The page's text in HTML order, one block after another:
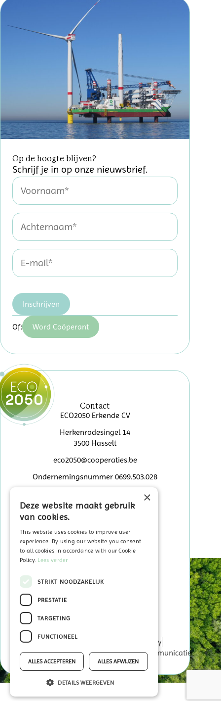
Op de hoogte blijven?
Schrijf je in op onze nieuwsbrief.
Inschrijven
Of: Word Coöperant
Contact
ECO2050 Erkende CV
Herkenrodesingel 14
3500 Hasselt
eco2050@cooperaties.be
Ondernemingsnummer 0699.503.028
Sitemap
Over ECO2050
Veelgestelde vragen
In de kijker
© ECO2050© Foto’s: Otary
Privacy Policy
Disclaimerpowered by
×
Deze website maakt gebruik
van cookies.
This website uses cookies to improve user
experience. By using our website you consent
to all cookies in accordance with our Cookie
Policy. Lees verder
STRIKT NOODZAKELIJK
PRESTATIE
TARGETING
FUNCTIONEEL
ALLES ACCEPTEREN ALLES AFWIJZEN
DETAILS WEERGEVEN